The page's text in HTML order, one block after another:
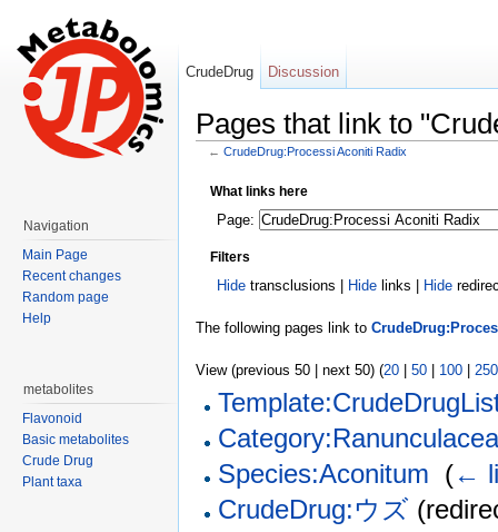
Pages that link to
← CrudeDrug:Processi Aconiti Radix
What links here
Page:
Filters
Hide transclusions | Hide links | Hide
The following pages link to
View (previous 50 | next 50) (20 50 100 250
Species:Aconitum (←
CrudeDrug:ウズ
CrudeDrug Discussion
Navigation
Main Page
Recent changes
Random page
Help
metabolites
Flavonoid
Basic metabolites
Crude Drug
Plant taxa